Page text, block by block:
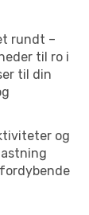
rundt –
til ro i
til din
og